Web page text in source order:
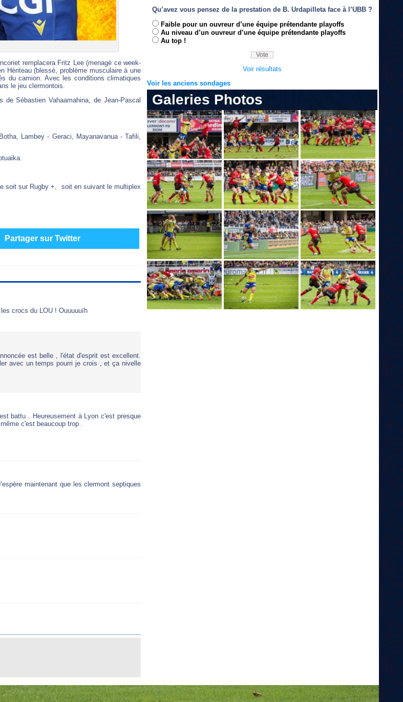
remplacera Fritz Lee (menagé ce week-
Hériteau (blessé, problème musculaire à une
du camion. Avec les conditions climatiques
le jeu clermontois.
Sébastien Vahaamahina, de Jean-Pascal
Lambey - Geraci, Mayanavanua - Tafili,
soit sur Rugby +, soit en suivant le multiplex
Partager sur Twitter
crocs du LOU ! Ouuuuuïh
est belle , l'état d'esprit est excellent.
avec un temps pourri je crois , et ça nivelle
battu . Heureusement à Lyon c'est presque
c'est beaucoup trop .
maintenant que les clermont septiques
Qu’avez vous pensez de la prestation de B. Urdapilleta face à l’UBB ?
Faible pour un ouvreur d’une équipe prétendante playoffs
Au niveau d’un ouvreur d’une équipe prétendante playoffs
Au top !
Voir résultats
Voir les anciens sondages
Galeries Photos